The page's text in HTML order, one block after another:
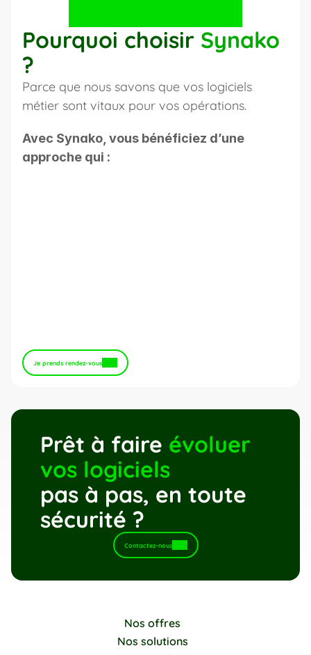
Pourquoi choisir Synako
?
Parce que nous savons que vos logiciels
métier sont vitaux pour vos opérations.
Avec Synako, vous bénéficiez d’une
approche qui :
Je prends rendez-vous
Prêt à faire évoluer
vos logiciels
pas à pas, en toute
sécurité ?
Contactez-nous
Nos offres
Nos solutions